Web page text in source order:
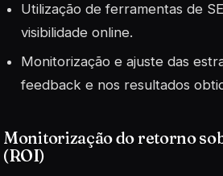
Utilização de ferramentas de
visibilidade online.
Monitorização e ajuste das
feedback e nos resultados
Monitorização do retorno
(ROI)